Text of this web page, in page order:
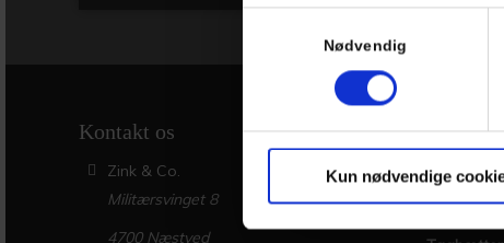
Nødvendig
Kun nødvendige
Kontakt os
Zink & Co.
Militærsvinget 8
4700 Næstved
Ydelser